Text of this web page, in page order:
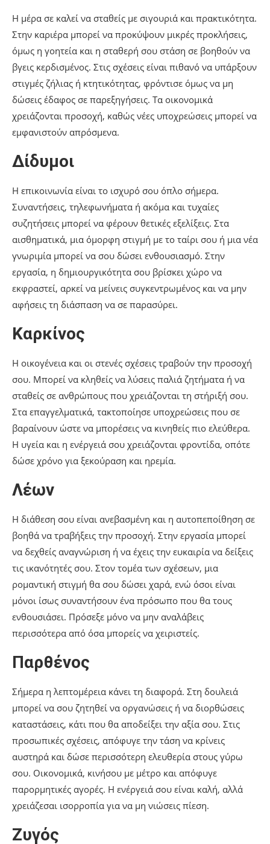
Η μέρα σε καλεί να σταθείς με σιγουριά και πρακτικότητα.
Στην καριέρα μπορεί να προκύψουν μικρές προκλήσεις,
όμως η γοητεία και η σταθερή σου στάση σε βοηθούν να
βγεις κερδισμένος. Στις σχέσεις είναι πιθανό να υπάρξουν
στιγμές ζήλιας ή κτητικότητας, φρόντισε όμως να μη
δώσεις έδαφος σε παρεξηγήσεις. Τα οικονομικά
χρειάζονται προσοχή, καθώς νέες υποχρεώσεις μπορεί να
εμφανιστούν απρόσμενα.
Δίδυμοι
Η επικοινωνία είναι το ισχυρό σου όπλο σήμερα.
Συναντήσεις, τηλεφωνήματα ή ακόμα και τυχαίες
συζητήσεις μπορεί να φέρουν θετικές εξελίξεις. Στα
αισθηματικά, μια όμορφη στιγμή με το ταίρι σου ή μια νέα
γνωριμία μπορεί να σου δώσει ενθουσιασμό. Στην
εργασία, η δημιουργικότητα σου βρίσκει χώρο να
εκφραστεί, αρκεί να μείνεις συγκεντρωμένος και να μην
αφήσεις τη διάσπαση να σε παρασύρει.
Καρκίνος
Η οικογένεια και οι στενές σχέσεις τραβούν την προσοχή
σου. Μπορεί να κληθείς να λύσεις παλιά ζητήματα ή να
σταθείς σε ανθρώπους που χρειάζονται τη στήριξή σου.
Στα επαγγελματικά, τακτοποίησε υποχρεώσεις που σε
βαραίνουν ώστε να μπορέσεις να κινηθείς πιο ελεύθερα.
Η υγεία και η ενέργειά σου χρειάζονται φροντίδα, οπότε
δώσε χρόνο για ξεκούραση και ηρεμία.
Λέων
Η διάθεση σου είναι ανεβασμένη και η αυτοπεποίθηση σε
βοηθά να τραβήξεις την προσοχή. Στην εργασία μπορεί
να δεχθείς αναγνώριση ή να έχεις την ευκαιρία να δείξεις
τις ικανότητές σου. Στον τομέα των σχέσεων, μια
ρομαντική στιγμή θα σου δώσει χαρά, ενώ όσοι είναι
μόνοι ίσως συναντήσουν ένα πρόσωπο που θα τους
ενθουσιάσει. Πρόσεξε μόνο να μην αναλάβεις
περισσότερα από όσα μπορείς να χειριστείς.
Παρθένος
Σήμερα η λεπτομέρεια κάνει τη διαφορά. Στη δουλειά
μπορεί να σου ζητηθεί να οργανώσεις ή να διορθώσεις
καταστάσεις, κάτι που θα αποδείξει την αξία σου. Στις
προσωπικές σχέσεις, απόφυγε την τάση να κρίνεις
αυστηρά και δώσε περισσότερη ελευθερία στους γύρω
σου. Οικονομικά, κινήσου με μέτρο και απόφυγε
παρορμητικές αγορές. Η ενέργειά σου είναι καλή, αλλά
χρειάζεσαι ισορροπία για να μη νιώσεις πίεση.
Ζυγός